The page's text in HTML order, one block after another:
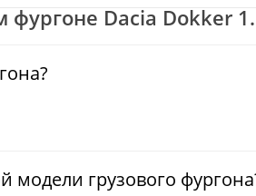
Dacia Dokker
модели грузового